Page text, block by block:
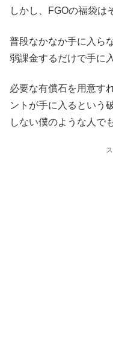
しかし、FGOの福袋は
普段なかなか手に入ら
弱課金するだけで手に
必要な有償石を用意す
ントが手に入るという
しない僕のような人で